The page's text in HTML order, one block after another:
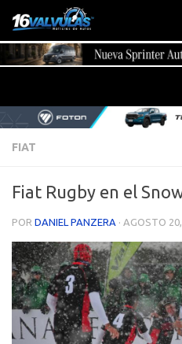
Saltar al contenido
FIAT
Fiat Rugby en el
POR DANIEL PANZERA · AGOSTO